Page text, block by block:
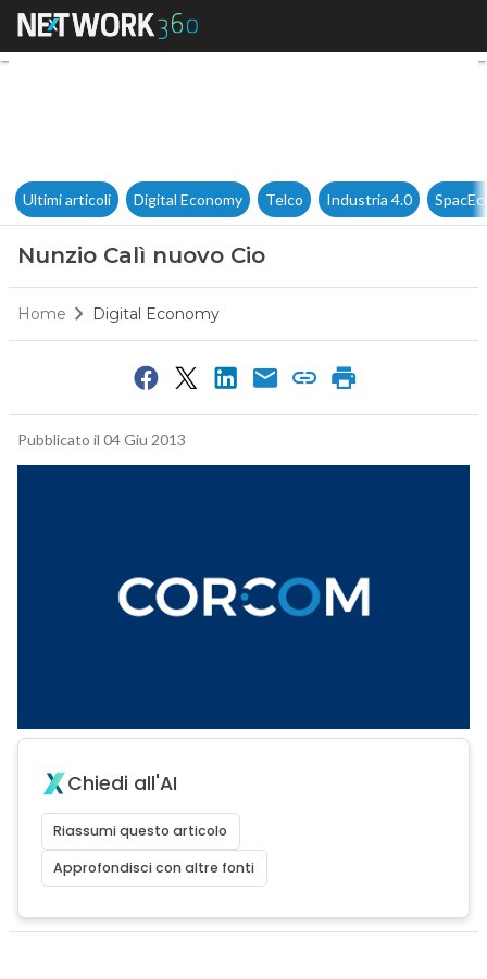
Nunzio Calì nuovo Cio
Ultimi articoli Digital Economy Telco Industria 4.0
Nunzio Calì nuovo Cio
Home Digital Economy
Pubblicato il 04 Giu 2013
Chiedi all'AI
Riassumi questo articolo
Approfondisci con altre fonti